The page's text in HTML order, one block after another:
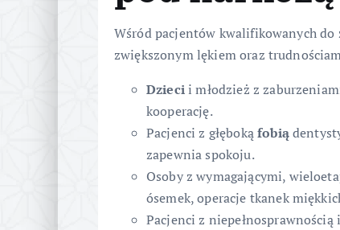
Wśród pacjentów kwalifikowanych
zwiększonym lękiem oraz
Dziecii młodzież z
kooperację.
Pacjenci z głębokąfobią
zapewnia spokoju.
Osoby z wymagającymi,
ósemek, operacje tkanek
Pacjenci z